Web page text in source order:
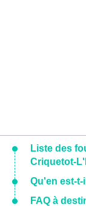
Liste des
Criquetot-
Qu'en est-t-
FAQ à